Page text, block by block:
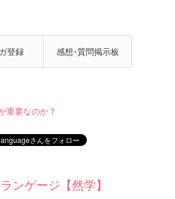
登録 感想･質問掲示板
重要なのか？
ンゲージ【然学】